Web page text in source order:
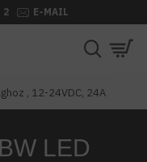
2 E-MAIL
, 12-24VDC, 24A
LED